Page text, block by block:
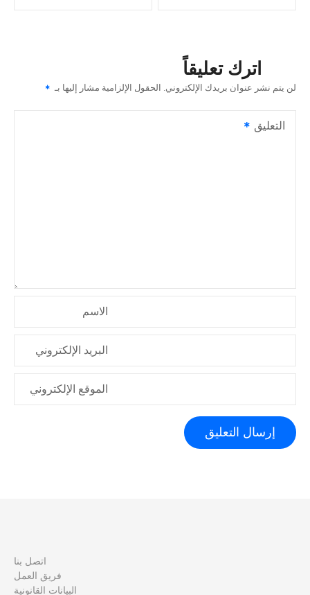
ا
م
اترك تعليقاً
لن يتم نشر عنوان بريدك الإلكتروني. الحقول الإلزامية مشار إليها بـ
التعليق
الاسم
البريد الإلكتروني
الموقع الإلكتروني
اتصل بنا
فريق العمل
البيانات القانونية